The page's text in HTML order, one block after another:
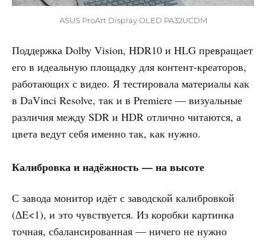
ASUS ProArt Display OLED PA32UCDM
Поддержка Dolby Vision, HDR10 и HLG превращает
его в идеальную площадку для контент-креаторов,
работающих с видео. Я тестировала материалы как
в DaVinci Resolve, так и в Premiere — визуальные
различия между SDR и HDR отлично читаются, а
цвета ведут себя именно так, как нужно.
Калибровка и надёжность — на высоте
С завода монитор идёт с заводской калибровкой
(∆E<1), и это чувствуется. Из коробки картинка
точная, сбалансированная — ничего не нужно